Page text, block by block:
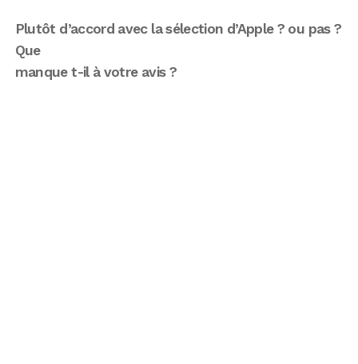
Plutôt d’accord avec la sélection d’Apple ? ou pas ?
Que
manque t-il à votre avis ?